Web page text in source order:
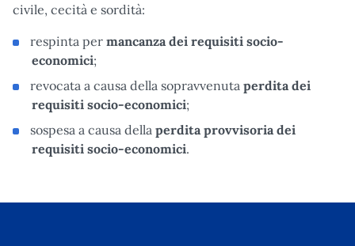
civile, cecità e sordità:
respinta per mancanza dei requisiti socio-
economici;
revocata a causa della sopravvenuta perdita dei
requisiti socio-economici;
sospesa a causa della perdita provvisoria dei
requisiti socio-economici.